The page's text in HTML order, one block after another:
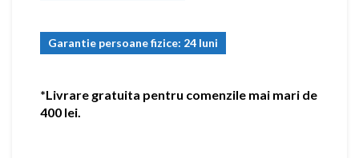
Garantie persoane fizice: 24 luni
*Livrare gratuita pentru comenzile mai mari de
400 lei.